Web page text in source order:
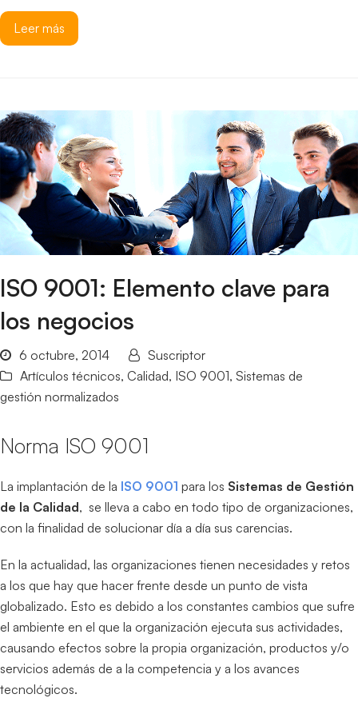
Leer más
ISO 9001: Elemento clave para
los negocios
6 octubre, 2014
Suscriptor
Artículos técnicos, Calidad, ISO 9001, Sistemas de
gestión normalizados
Norma ISO 9001
La implantación de la ISO 9001 para los Sistemas de Gestión
de la Calidad, se lleva a cabo en todo tipo de organizaciones,
con la finalidad de solucionar día a día sus carencias.
En la actualidad, las organizaciones tienen necesidades y retos
a los que hay que hacer frente desde un punto de vista
globalizado. Esto es debido a los constantes cambios que sufre
el ambiente en el que la organización ejecuta sus actividades,
causando efectos sobre la propia organización, productos y/o
servicios además de a la competencia y a los avances
tecnológicos.